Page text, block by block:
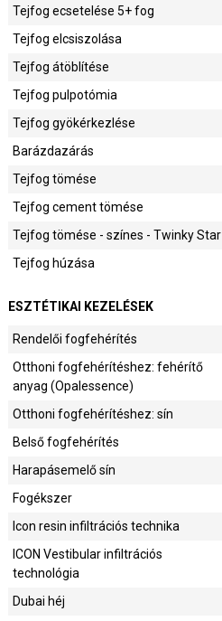
Tejfog ecsetelése 5+ fog
Tejfog elcsiszolása
Tejfog átöblítése
Tejfog pulpotómia
Tejfog gyökérkezlése
Barázdazárás
Tejfog tömése
Tejfog cement tömése
Tejfog tömése - színes - Twinky Star
Tejfog húzása
ESZTÉTIKAI KEZELÉSEK
Rendelői fogfehérítés
Otthoni fogfehérítéshez: fehérítő
anyag (Opalessence)
Otthoni fogfehérítéshez: sín
Belső fogfehérítés
Harapásemelő sín
Fogékszer
Icon resin infiltrációs technika
ICON Vestibular infiltrációs
technológia
Dubai héj